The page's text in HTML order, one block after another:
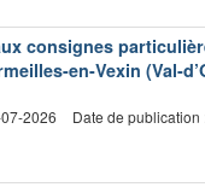
consignes
en-Vexin (Val-
2026 Date de publication